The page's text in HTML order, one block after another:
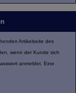
Artikelseite des
wenn der Kunde sich
anmeldet. Eine